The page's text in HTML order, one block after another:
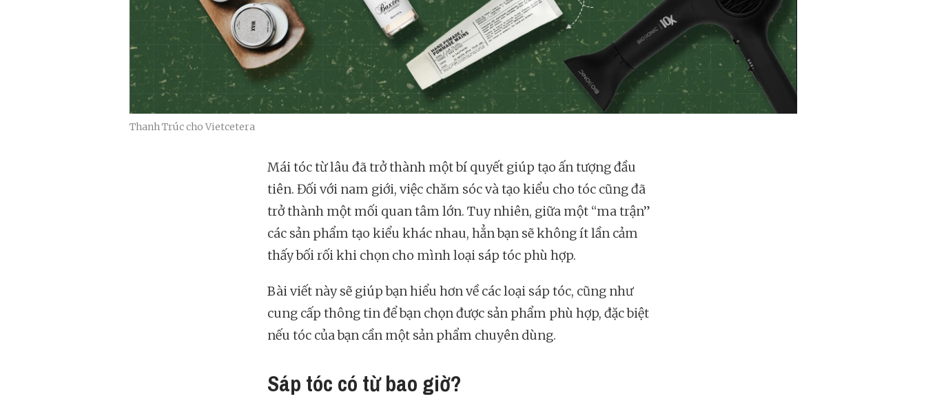
Thanh Trúc cho Vietcetera
Mái tóc từ lâu đã trở thành một bí quyết giúp tạo ấn tượng đầu
tiên. Đối với nam giới, việc chăm sóc và tạo kiểu cho tóc cũng đã
trở thành một mối quan tâm lớn. Tuy nhiên, giữa một “ma trận”
các sản phẩm tạo kiểu khác nhau, hẳn bạn sẽ không ít lần cảm
thấy bối rối khi chọn cho mình loại sáp tóc phù hợp.
Bài viết này sẽ giúp bạn hiểu hơn về các loại sáp tóc, cũng như
cung cấp thông tin để bạn chọn được sản phẩm phù hợp, đặc biệt
nếu tóc của bạn cần một sản phẩm chuyên dùng.
Sáp tóc có từ bao giờ?